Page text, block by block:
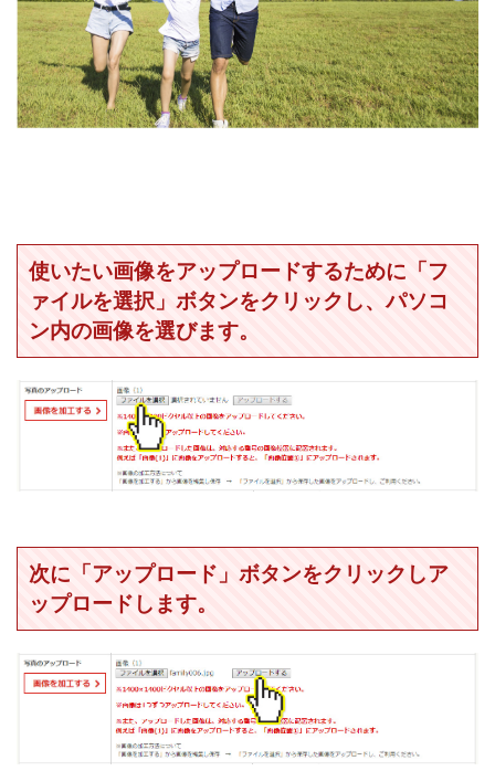
使いたい画像をアップロードするために「フ
ァイルを選択」ボタンをクリックし、パソコ
ン内の画像を選びます。
次に「アップロード」ボタンをクリックしア
ップロードします。